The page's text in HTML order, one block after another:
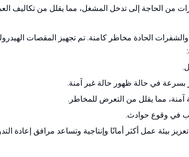
من الحاجة إلى تدخل المشغل، مما يقلل من تكاليف
الحادة مخاطر كامنة. تم تجهيز المقصات
بسرعة في حالة ظهور حالة غير آمنة.
مما يقلل من التعرض للمخاطر.
في وقوع حوادث.
بيئة عمل أكثر أمانًا وإنتاجية وتساعد مرافق إعادة